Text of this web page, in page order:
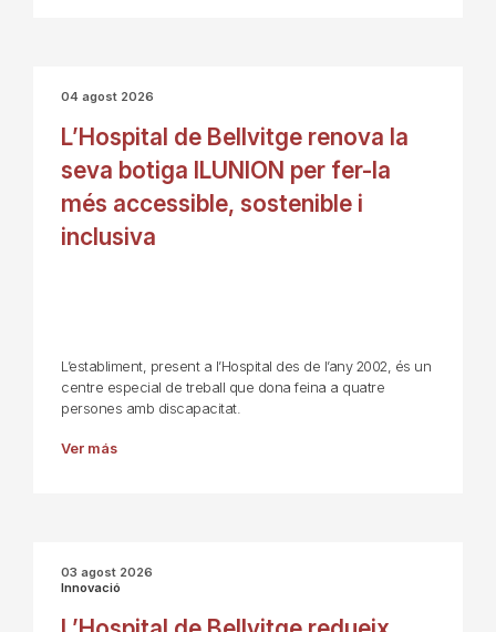
04 agost 2026
L’Hospital de Bellvitge renova la
seva botiga ILUNION per fer-la
més accessible, sostenible i
inclusiva
L’establiment, present a l’Hospital des de l’any 2002, és un
centre especial de treball que dona feina a quatre
persones amb discapacitat.
Ver más
03 agost 2026
Innovació